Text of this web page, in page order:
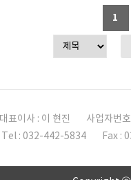
1
대표이사 : 이 현진
사업자번
Tel : 032-442-5834
Fax :